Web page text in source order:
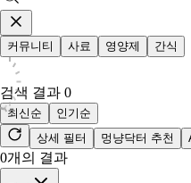
커뮤니티 사료 영양제 간식
검색 결과 0
최신순
인기순
상세 필터
멍냥닥터 추천
0개의 결과